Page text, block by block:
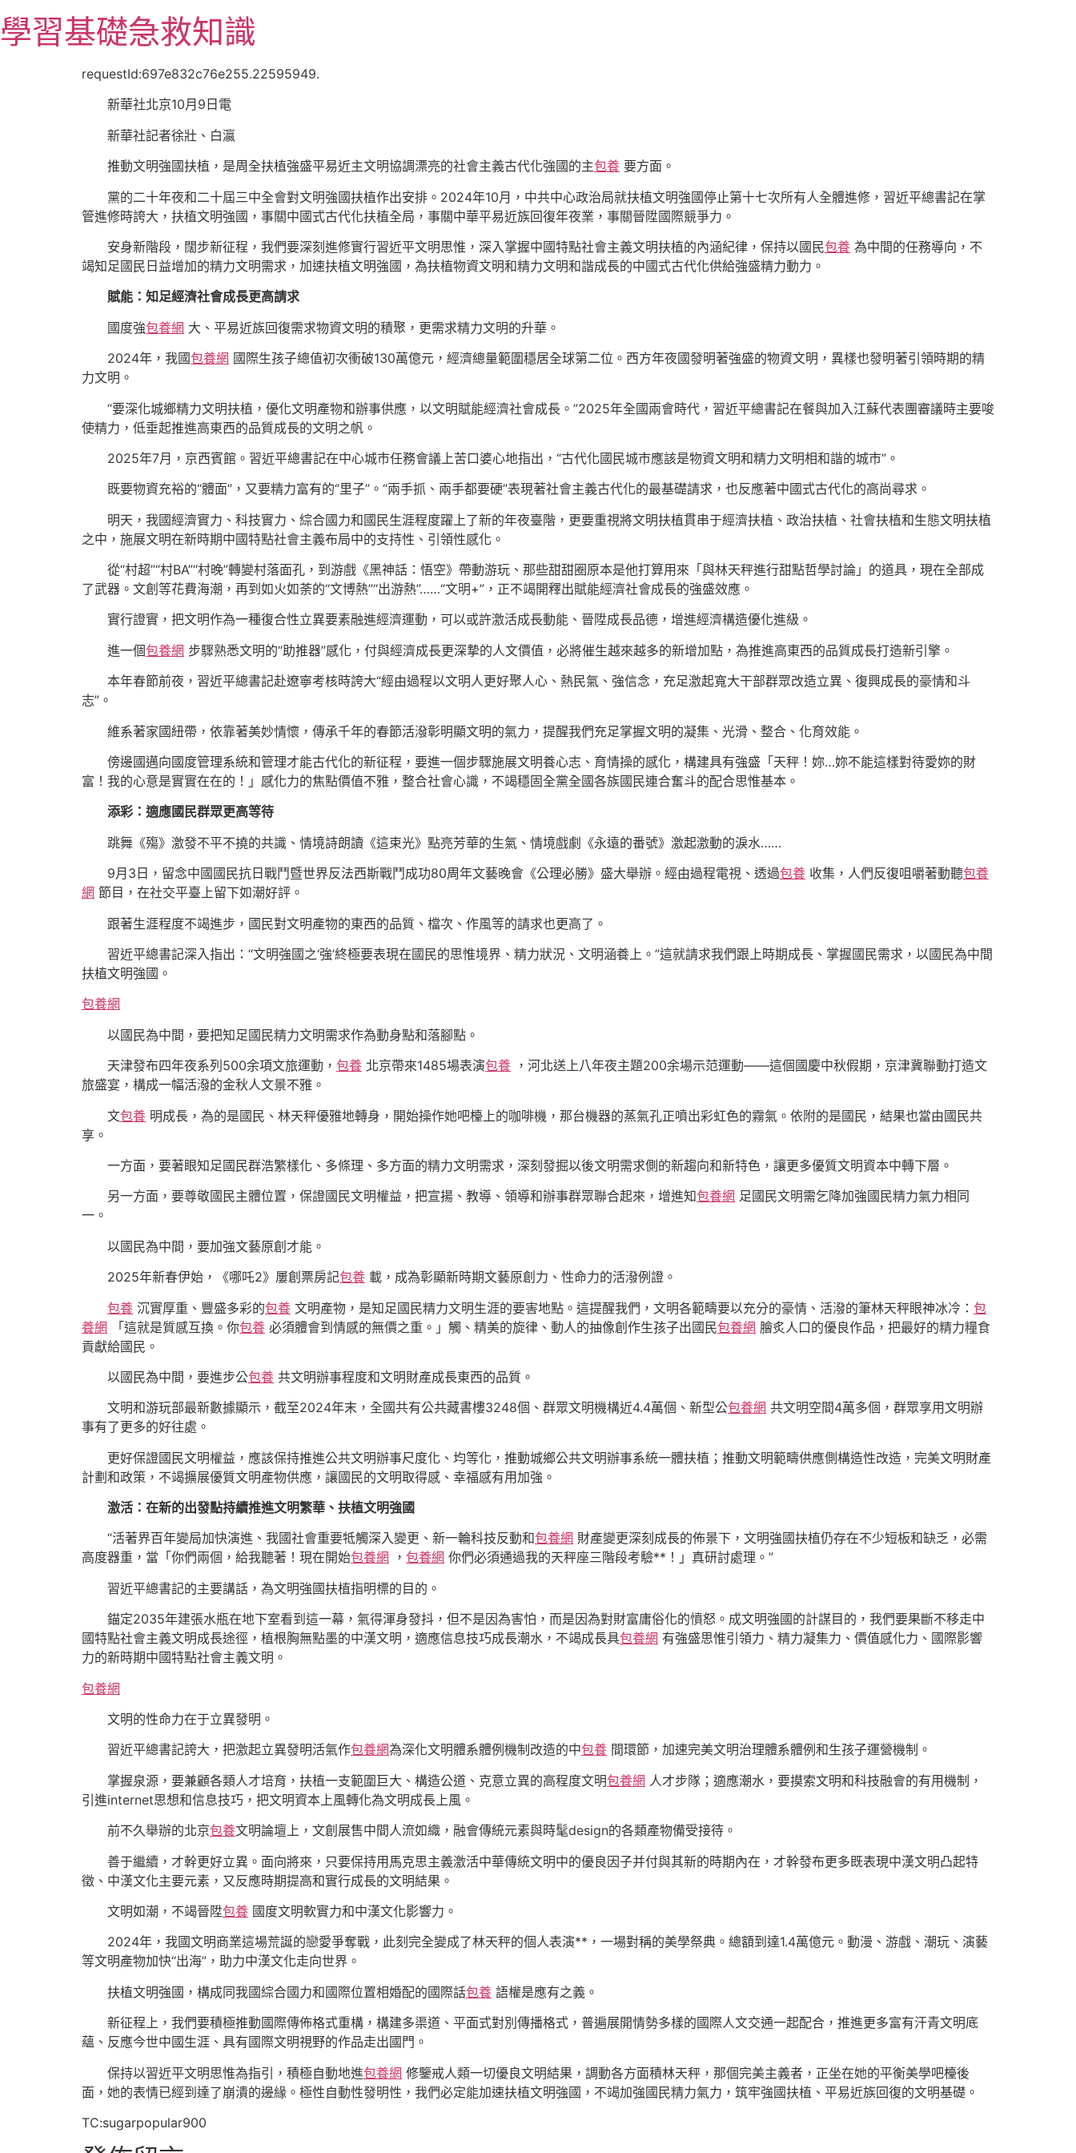
至
主
學習基礎急救知識
requestId:697e832c76e255.22595949.
新華社北京10月9日電
新華社記者徐壯、白瀛
推動文明強國扶植，是周全扶植強盛平易近主文明協調漂亮的社會主義古代化強國的主包養 要方面。
黨的二十年夜和二十屆三中全會對文明強國扶植作出安排。2024年10月，中共中心政治局就扶植文明強國停止第十七次所有人全體進修，習近平總書記在掌
管進修時誇大，扶植文明強國，事關中國式古代化扶植全局，事關中華平易近族回復年夜業，事關晉陞國際競爭力。
安身新階段，闊步新征程，我們要深刻進修實行習近平文明思惟，深入掌握中國特點社會主義文明扶植的內涵紀律，保持以國民包養 為中間的任務導向，不
竭知足國民日益增加的精力文明需求，加速扶植文明強國，為扶植物資文明和精力文明和諧成長的中國式古代化供給強盛精力動力。
賦能：知足經濟社會成長更高請求
國度強包養網 大、平易近族回復需求物資文明的積聚，更需求精力文明的升華。
2024年，我國包養網 國際生孩子總值初次衝破130萬億元，經濟總量範圍穩居全球第二位。西方年夜國發明著強盛的物資文明，異樣也發明著引領時期的精
力文明。
“要深化城鄉精力文明扶植，優化文明產物和辦事供應，以文明賦能經濟社會成長。”2025年全國兩會時代，習近平總書記在餐與加入江蘇代表團審議時主要唆
使精力，低垂起推進高東西的品質成長的文明之帆。
2025年7月，京西賓館。習近平總書記在中心城市任務會議上苦口婆心地指出，“古代化國民城市應該是物資文明和精力文明相和諧的城市”。
既要物資充裕的“體面”，又要精力富有的“里子”。“兩手抓、兩手都要硬”表現著社會主義古代化的最基礎請求，也反應著中國式古代化的高尚尋求。
明天，我國經濟實力、科技實力、綜合國力和國民生涯程度躍上了新的年夜臺階，更要重視將文明扶植貫串于經濟扶植、政治扶植、社會扶植和生態文明扶植
之中，施展文明在新時期中國特點社會主義布局中的支持性、引領性感化。
從“村超”“村BA”“村晚”轉變村落面孔，到游戲《黑神話：悟空》帶動游玩、那些甜甜圈原本是他打算用來「與林天秤進行甜點哲學討論」的道具，現在全部成
了武器。文創等花費海潮，再到如火如荼的“文博熱”“出游熱”……“文明+”，正不竭開釋出賦能經濟社會成長的強盛效應。
實行證實，把文明作為一種復合性立異要素融進經濟運動，可以或許激活成長動能、晉陞成長品德，增進經濟構造優化進級。
進一個包養網 步驟熟悉文明的“助推器”感化，付與經濟成長更深摯的人文價值，必將催生越來越多的新增加點，為推進高東西的品質成長打造新引擎。
本年春節前夜，習近平總書記赴遼寧考核時誇大“經由過程以文明人更好聚人心、熱民氣、強信念，充足激起寬大干部群眾改造立異、復興成長的豪情和斗
志”。
維系著家國紐帶，依靠著美妙情懷，傳承千年的春節活潑彰明顯文明的氣力，提醒我們充足掌握文明的凝集、光滑、整合、化育效能。
傍邊國邁向國度管理系統和管理才能古代化的新征程，要進一個步驟施展文明養心志、育情操的感化，構建具有強盛「天秤！妳…妳不能這樣對待愛妳的財
富！我的心意是實實在在的！」感化力的焦點價值不雅，整合社會心識，不竭穩固全黨全國各族國民連合奮斗的配合思惟基本。
添彩：適應國民群眾更高等待
跳舞《殤》激發不平不撓的共識、情境詩朗讀《這束光》點亮芳華的生氣、情境戲劇《永遠的番號》激起激動的淚水……
9月3日，留念中國國民抗日戰鬥暨世界反法西斯戰鬥成功80周年文藝晚會《公理必勝》盛大舉辦。經由過程電視、透過包養 收集，人們反復咀嚼著動聽包養
網 節目，在社交平臺上留下如潮好評。
跟著生涯程度不竭進步，國民對文明產物的東西的品質、檔次、作風等的請求也更高了。
習近平總書記深入指出：“文明強國之‘強’終極要表現在國民的思惟境界、精力狀況、文明涵養上。”這就請求我們跟上時期成長、掌握國民需求，以國民為中間
扶植文明強國。
包養網
以國民為中間，要把知足國民精力文明需求作為動身點和落腳點。
天津發布四年夜系列500余項文旅運動， 包養 北京帶來1485場表演包養 ，河北送上八年夜主題200余場示范運動——這個國慶中秋假期，京津冀聯動打造文
旅盛宴，構成一幅活潑的金秋人文景不雅。
文包養 明成長，為的是國民、林天秤優雅地轉身，開始操作她吧檯上的咖啡機，那台機器的蒸氣孔正噴出彩虹色的霧氣。依附的是國民，結果也當由國民共
享。
一方面，要著眼知足國民群浩繁樣化、多條理、多方面的精力文明需求，深刻發掘以後文明需求側的新趨向和新特色，讓更多優質文明資本中轉下層。
另一方面，要尊敬國民主體位置，保證國民文明權益，把宣揚、教導、領導和辦事群眾聯合起來，增進知包養網 足國民文明需乞降加強國民精力氣力相同
一。
以國民為中間，要加強文藝原創才能。
2025年新春伊始，《哪吒2》屢創票房記包養 載，成為彰顯新時期文藝原創力、性命力的活潑例證。
包養 沉實厚重、豐盛多彩的包養 文明產物，是知足國民精力文明生涯的要害地點。這提醒我們，文明各範疇要以充分的豪情、活潑的筆林天秤眼神冰冷： 包
養網 「這就是質感互換。你包養 必須體會到情感的無價之重。」觸、精美的旋律、動人的抽像創作生孩子出國民包養網 膾炙人口的優良作品，把最好的精力糧食
貢獻給國民。
以國民為中間，要進步公包養 共文明辦事程度和文明財產成長東西的品質。
文明和游玩部最新數據顯示，截至2024年末，全國共有公共藏書樓3248個、群眾文明機構近4.4萬個、新型公包養網 共文明空間4萬多個，群眾享用文明辦
事有了更多的好往處。
更好保證國民文明權益，應該保持推進公共文明辦事尺度化、均等化，推動城鄉公共文明辦事系統一體扶植；推動文明範疇供應側構造性改造，完美文明財產
計劃和政策，不竭擴展優質文明產物供應，讓國民的文明取得感、幸福感有用加強。
激活：在新的出發點持續推進文明繁華、扶植文明強國
“活著界百年變局加快演進、我國社會重要牴觸深入變更、新一輪科技反動和包養網 財產變更深刻成長的佈景下，文明強國扶植仍存在不少短板和缺乏，必需
高度器重，當「你們兩個，給我聽著！現在開始包養網 ， 包養網 你們必須通過我的天秤座三階段考驗**！」真研討處理。”
習近平總書記的主要講話，為文明強國扶植指明標的目的。
錨定2035年建張水瓶在地下室看到這一幕，氣得渾身發抖，但不是因為害怕，而是因為對財富庸俗化的憤怒。成文明強國的計謀目的，我們要果斷不移走中
國特點社會主義文明成長途徑，植根胸無點墨的中漢文明，適應信息技巧成長潮水，不竭成長具包養網 有強盛思惟引領力、精力凝集力、價值感化力、國際影響
力的新時期中國特點社會主義文明。
包養網
文明的性命力在于立異發明。
習近平總書記誇大，把激起立異發明活氣作包養網為深化文明體系體例機制改造的中包養 間環節，加速完美文明治理體系體例和生孩子運營機制。
掌握泉源，要兼顧各類人才培育，扶植一支範圍巨大、構造公道、克意立異的高程度文明包養網 人才步隊；適應潮水，要摸索文明和科技融會的有用機制，
引進internet思想和信息技巧，把文明資本上風轉化為文明成長上風。
前不久舉辦的北京包養文明論壇上，文創展售中間人流如織，融會傳統元素與時髦design的各類產物備受接待。
善于繼續，才幹更好立異。面向將來，只要保持用馬克思主義激活中華傳統文明中的優良因子并付與其新的時期內在，才幹發布更多既表現中漢文明凸起特
徵、中漢文化主要元素，又反應時期提高和實行成長的文明結果。
文明如潮，不竭晉陞包養 國度文明軟實力和中漢文化影響力。
2024年，我國文明商業這場荒誕的戀愛爭奪戰，此刻完全變成了林天秤的個人表演**，一場對稱的美學祭典。總額到達1.4萬億元。動漫、游戲、潮玩、演藝
等文明產物加快“出海”，助力中漢文化走向世界。
扶植文明強國，構成同我國綜合國力和國際位置相婚配的國際話包養 語權是應有之義。
新征程上，我們要積極推動國際傳佈格式重構，構建多渠道、平面式對別傳播格式，普遍展開情勢多樣的國際人文交通一起配合，推進更多富有汗青文明底
蘊、反應今世中國生涯、具有國際文明視野的作品走出國門。
保持以習近平文明思惟為指引，積極自動地進包養網 修鑒戒人類一切優良文明結果，調動各方面積林天秤，那個完美主義者，正坐在她的平衡美學吧檯後
面，她的表情已經到達了崩潰的邊緣。極性自動性發明性，我們必定能加速扶植文明強國，不竭加強國民精力氣力，筑牢強國扶植、平易近族回復的文明基礎。
TC:sugarpopular900